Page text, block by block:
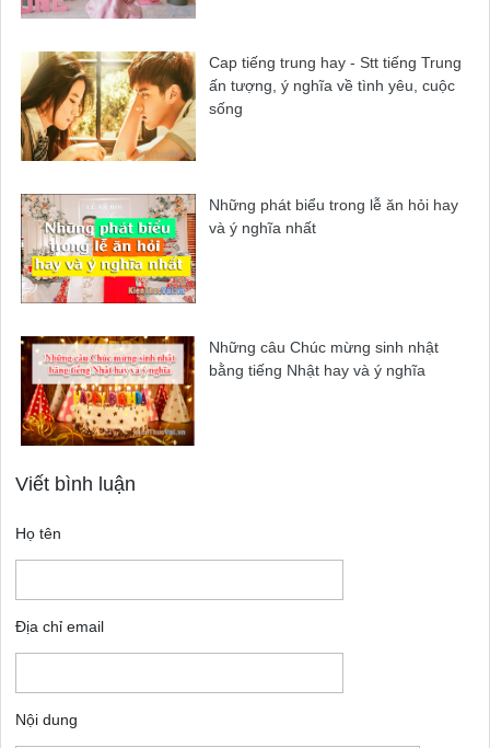
Cap tiếng trung hay - Stt tiếng Trung
ấn tượng, ý nghĩa về tình yêu, cuộc
sống
Những phát biểu trong lễ ăn hỏi hay
và ý nghĩa nhất
Những câu Chúc mừng sinh nhật
bằng tiếng Nhật hay và ý nghĩa
Viết bình luận
Họ tên
Địa chỉ email
Nội dung